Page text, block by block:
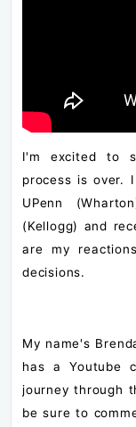
I'm excited to
process is over.
UPenn
(Kellogg) and
are my
decisions.
My name's
has a Youtube
journey through
be sure to